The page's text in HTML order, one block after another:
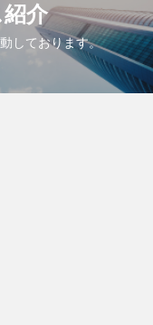
介
しております。